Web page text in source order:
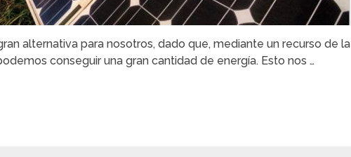
alternativa para nosotros, dado que, mediante un recurso de la
conseguir una gran cantidad de energía. Esto nos …